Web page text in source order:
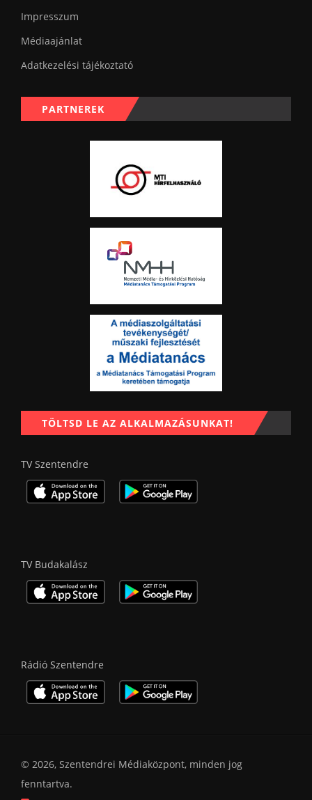
Impresszum
Médiaajánlat
Adatkezelési tájékoztató
PARTNEREK
TÖLTSD LE AZ ALKALMAZÁSUNKAT!
TV Szentendre
TV Budakalász
Rádió Szentendre
© 2026, Szentendrei Médiaközpont, minden jog
fenntartva.